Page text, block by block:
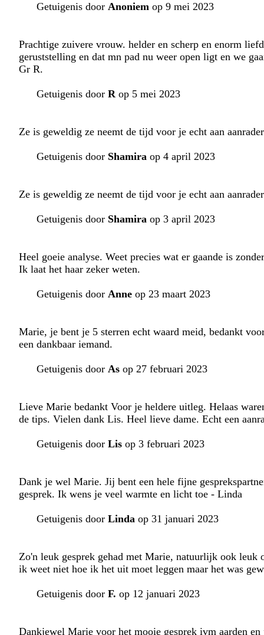
Getuigenis door Anoniem op 9 mei 2023
Prachtige zuivere vrouw. helder en scherp en enorm
geruststelling en dat mn pad nu weer open ligt en we
Gr R.
Getuigenis door Rop 5 mei 2023
Ze is geweldig ze neemt de tijd voor je echt aan
Getuigenis door Shamira op 4 april 2023
Ze is geweldig ze neemt de tijd voor je echt aan
Getuigenis door Shamira op 3 april 2023
Heel goeie analyse. Weet precies wat er gaande is
Ik laat het haar zeker weten.
Getuigenis door Anne op 23 maart 2023
Marie, je bent je 5 sterren echt waard meid, bedankt
een dankbaar iemand.
Getuigenis door As op 27 februari 2023
Lieve Marie bedankt Voor je heldere uitleg. Helaas
de tips. Vielen dank Lis. Heel lieve dame. Echt een
Getuigenis door Lis op 3 februari 2023
Dank je wel Marie. Jij bent een hele fijne
gesprek. Ik wens je veel warmte en licht toe - Linda
Getuigenis door Linda op 31 januari 2023
Zo'n leuk gesprek gehad met Marie, natuurlijk ook leuk
ik weet niet hoe ik het uit moet leggen maar het was
Getuigenis door F. op 12 januari 2023
Dankjewel Marie voor het mooie gesprek ivm aarden en